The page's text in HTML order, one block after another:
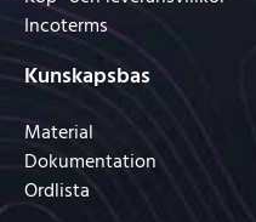
Incoterms
Kunskapsbas
Material
Dokumentation
Ordlista